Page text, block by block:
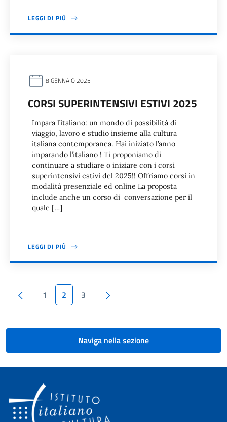
LEGGI DI PIÙ
8 GENNAIO 2025
CORSI SUPERINTENSIVI ESTIVI 2025
Impara l’italiano: un mondo di possibilità di
viaggio, lavoro e studio insieme alla cultura
italiana contemporanea. Hai iniziato l’anno
imparando l’italiano ! Ti proponiamo di
continuare a studiare o iniziare con i corsi
superintensivi estivi del 2025!! Offriamo corsi in
modalità presenziale ed online La proposta
include anche un corso di conversazione per il
quale […]
LEGGI DI PIÙ
Paginazione
Pagina precedente
1 2 3
Naviga nella sezione